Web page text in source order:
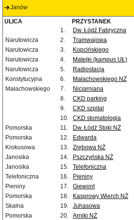
Janów
ULICA PRZYSTANEK
1.
Dw. Łódź Fabryczna
Narutowicza
2. Tramwajowa
Narutowicza
3. Kopcińskiego
Narutowicza
4. Matejki (kampus UŁ)
Narutowicza
5. Radiostacja
Konstytucyjna
6. Małachowskiego NŻ
Małachowskiego
7. Niciarniana
8.
CKD parking
9.
CKD szpital
10.
CKD stomatologia
Pomorska
11.
Dw. Łódź Stoki NŻ
Pomorska
12. Edwarda
Krokusowa
13. Zrębowa NŻ
Janosika
14. Pszczyńska NŻ
Janosika
15. Telefoniczna
Telefoniczna
16. Pieniny
Pieniny
17. Giewont
Pomorska
18. Kasprowy Wierch NŻ
Skalna
19. Juhasowa
Pomorska
20. Arniki NŻ